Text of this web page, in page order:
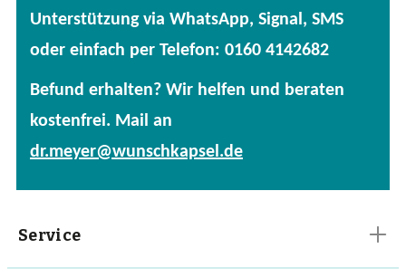
Fertige Mischungen
Kräuter
Vitalpilze
Vitamine
Unterstützung via WhatsApp, Signal, SMS
oder einfach per Telefon: 0160 4142682
Befund erhalten? Wir helfen und beraten
kostenfrei. Mail an
dr.meyer@wunschkapsel.de
Service